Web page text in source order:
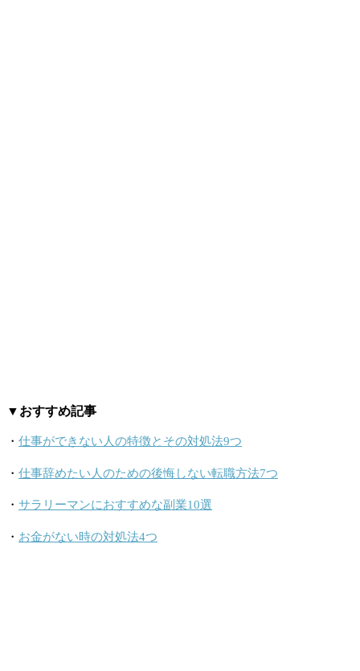
▼おすすめ記事
・ 仕事ができない人の特徴とその対処法9つ
・ 仕事辞めたい人のための後悔しない転職方法7つ
・ サラリーマンにおすすめな副業10選
・ お金がない時の対処法4つ